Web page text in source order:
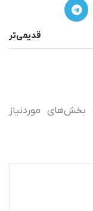
قدیمی‌تر
بخش‌های موردنیاز